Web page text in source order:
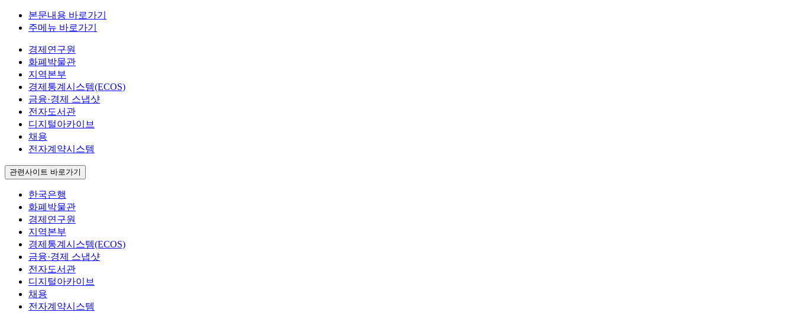
본문내용 바로가기
주메뉴 바로가기
경제연구원
화폐박물관
지역본부
경제통계시스템(ECOS)
금융·경제 스냅샷
전자도서관
디지털아카이브
채용
전자계약시스템
관련사이트 바로가기
한국은행
화폐박물관
경제연구원
지역본부
경제통계시스템(ECOS)
금융·경제 스냅샷
전자도서관
디지털아카이브
채용
전자계약시스템